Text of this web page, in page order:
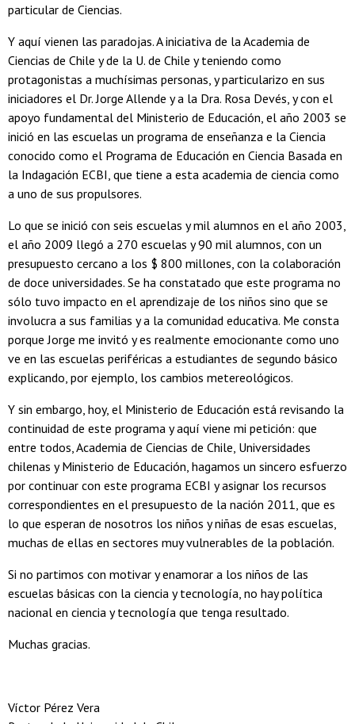
particular de Ciencias.
Y aquí vienen las paradojas. A iniciativa de la Academia de
Ciencias de Chile y de la U. de Chile y teniendo como
protagonistas a muchísimas personas, y particularizo en sus
iniciadores el Dr. Jorge Allende y a la Dra. Rosa Devés, y con el
apoyo fundamental del Ministerio de Educación, el año 2003 se
inició en las escuelas un programa de enseñanza e la Ciencia
conocido como el Programa de Educación en Ciencia Basada en
la Indagación ECBI, que tiene a esta academia de ciencia como
a uno de sus propulsores.
Lo que se inició con seis escuelas y mil alumnos en el año 2003,
el año 2009 llegó a 270 escuelas y 90 mil alumnos, con un
presupuesto cercano a los $ 800 millones, con la colaboración
de doce universidades. Se ha constatado que este programa no
sólo tuvo impacto en el aprendizaje de los niños sino que se
involucra a sus familias y a la comunidad educativa. Me consta
porque Jorge me invitó y es realmente emocionante como uno
ve en las escuelas periféricas a estudiantes de segundo básico
explicando, por ejemplo, los cambios metereológicos.
Y sin embargo, hoy, el Ministerio de Educación está revisando la
continuidad de este programa y aquí viene mi petición: que
entre todos, Academia de Ciencias de Chile, Universidades
chilenas y Ministerio de Educación, hagamos un sincero esfuerzo
por continuar con este programa ECBI y asignar los recursos
correspondientes en el presupuesto de la nación 2011, que es
lo que esperan de nosotros los niños y niñas de esas escuelas,
muchas de ellas en sectores muy vulnerables de la población.
Si no partimos con motivar y enamorar a los niños de las
escuelas básicas con la ciencia y tecnología, no hay política
nacional en ciencia y tecnología que tenga resultado.
Muchas gracias.
Víctor Pérez Vera